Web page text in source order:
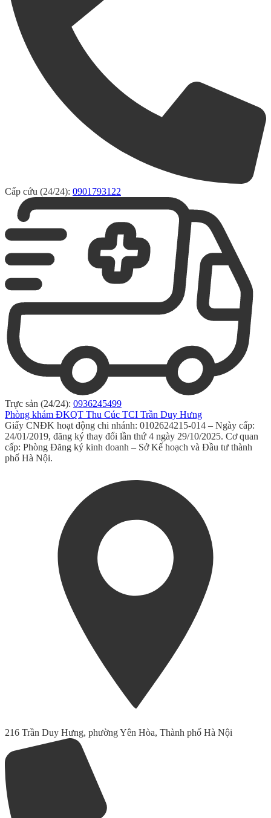
Cấp cứu (24/24): 0901793122
Trực sản (24/24): 0936245499
Phòng khám ĐKQT Thu Cúc TCI Trần Duy Hưng
Giấy CNĐK hoạt động chi nhánh: 0102624215-014 – Ngày cấp:
24/01/2019, đăng ký thay đổi lần thứ 4 ngày 29/10/2025. Cơ quan
cấp: Phòng Đăng ký kinh doanh – Sở Kế hoạch và Đầu tư thành
phố Hà Nội.
216 Trần Duy Hưng, phường Yên Hòa, Thành phố Hà Nội